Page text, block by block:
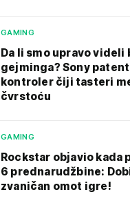
GAMING
Da li smo upravo videli
gejminga? Sony
kontroler čiji tasteri
čvrstoću
GAMING
Rockstar objavio kada
6 prednarudžbine:
zvaničan omot igre!